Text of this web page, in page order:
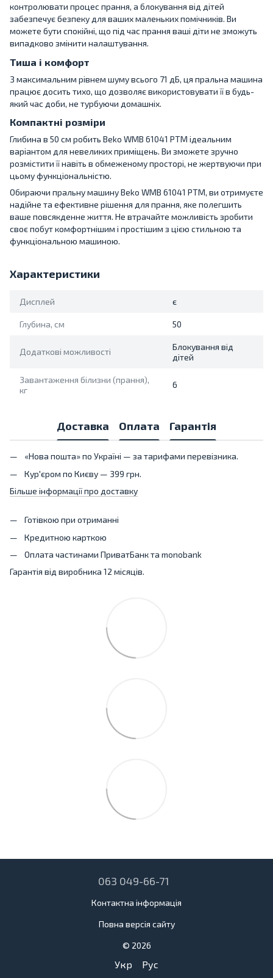
контролювати процес прання, а блокування від дітей
забезпечує безпеку для ваших маленьких помічників. Ви
можете бути спокійні, що під час прання ваші діти не зможуть
випадково змінити налаштування.
Тиша і комфорт
З максимальним рівнем шуму всього 71 дБ, ця пральна машина
працює досить тихо, що дозволяє використовувати її в будь-
який час доби, не турбуючи домашніх.
Компактні розміри
Глибина в 50 см робить Beko WMB 61041 PTM ідеальним
варіантом для невеликих приміщень. Ви зможете зручно
розмістити її навіть в обмеженому просторі, не жертвуючи при
цьому функціональністю.
Обираючи пральну машину Beko WMB 61041 PTM, ви отримуєте
надійне та ефективне рішення для прання, яке полегшить
ваше повсякденне життя. Не втрачайте можливість зробити
своє побут комфортнішим і простішим з цією стильною та
функціональною машиною.
Характеристики
Дисплей є
Глубина, см 50
Додаткові можливості
Блокування від
дітей
Завантаження білизни (прання),
кг
6
Доставка Оплата Гарантія
«Нова пошта» по Україні — за тарифами перевізника.
Кур'єром по Києву — 399 грн.
Більше інформації про доставку
Готівкою при отриманні
Кредитною карткою
Оплата частинами ПриватБанк та monobank
Гарантія від виробника 12 місяців.
063 049-66-71
Контактна інформація
Повна версія сайту
© 2026
Укр Рус